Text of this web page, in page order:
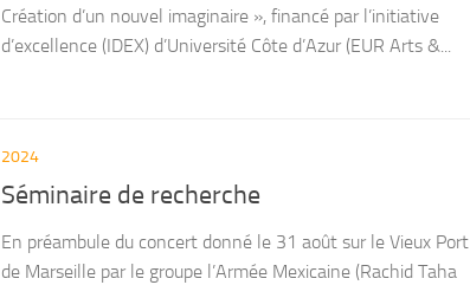
Création d’un nouvel imaginaire », financé par l’initiative
d’excellence (IDEX) d’Université Côte d’Azur (EUR Arts &...
2024
Séminaire de recherche
En préambule du concert donné le 31 août sur le Vieux Port
de Marseille par le groupe l’Armée Mexicaine (Rachid Taha